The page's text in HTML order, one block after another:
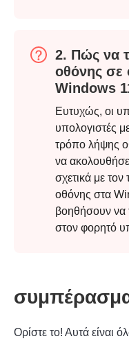
2. Πώς να
οθόνης σε
Windows
Ευτυχώς, οι
υπολογιστές
τρόπο λήψης
να
σχετικά με
οθόνης στα
βοηθήσουν να
στον φορητό
Ορίστε το! Αυτά είναι